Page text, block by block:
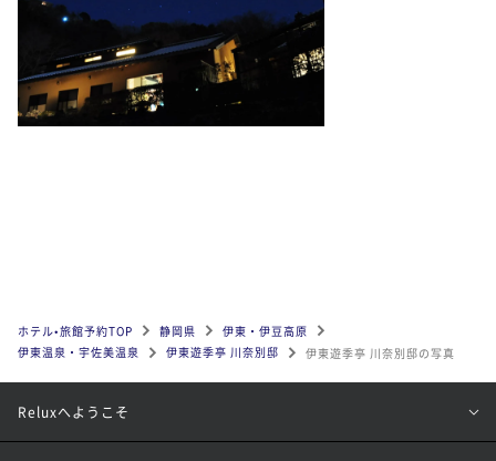
ホテル•旅館予約TOP 静岡県
伊東・伊豆高原
伊東温泉・宇佐美温泉
伊東遊季亭 川奈別邸 伊東遊季亭 川奈別邸の写真
Reluxへようこそ